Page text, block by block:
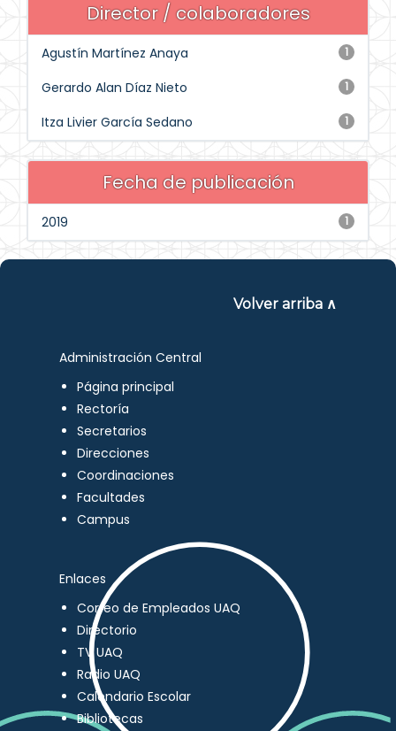
Director / colaboradores
1
Agustín Martínez Anaya
1
Gerardo Alan Díaz Nieto
1
Itza Livier García Sedano
Fecha de publicación
1
2019
Volver arriba ∧
Administración Central
Página principal
Rectoría
Secretarios
Direcciones
Coordinaciones
Facultades
Campus
Enlaces
Correo de Empleados UAQ
Directorio
TV UAQ
Radio UAQ
Calendario Escolar
Bibliotecas